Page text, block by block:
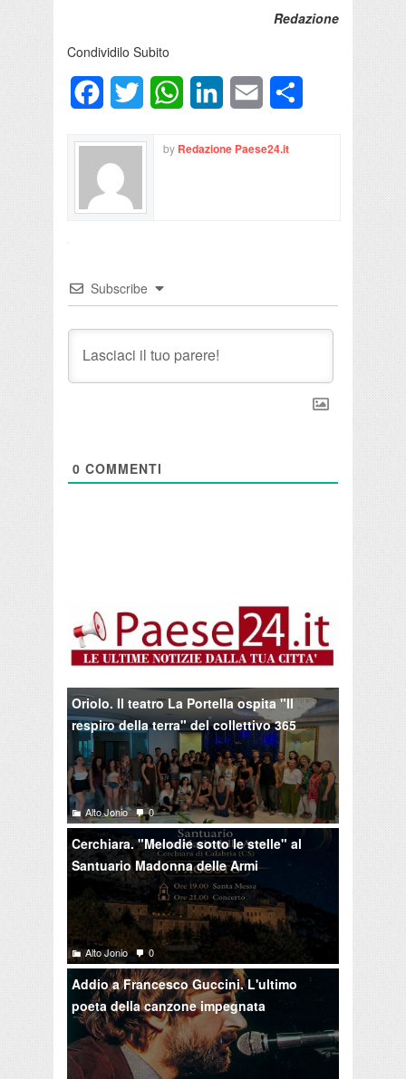
Redazione
Condividilo Subito
FacebookTwitter WhatsAppLinkedInEmail
by Redazione Paese24.it
Subscribe
0 COMMENTI
Oriolo. Il teatro La Portella ospita "Il
respiro della terra" del collettivo 365
Alto Jonio 0
Cerchiara. "Melodie sotto le stelle" al
Santuario Madonna delle Armi
Alto Jonio 0
Addio a Francesco Guccini. L'ultimo
poeta della canzone impegnata